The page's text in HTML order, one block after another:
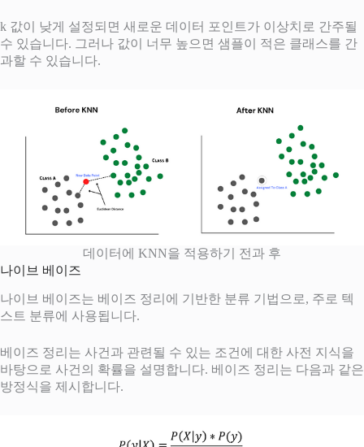
k 값이 낮게 설정되면 새로운 데이터 포인트가 이상치로 간주될
수 있습니다. 그러나 값이 너무 높으면 샘플이 적은 클래스를 간
과할 수 있습니다.
데이터에 KNN을 적용하기 전과 후
나이브 베이즈
나이브 베이즈는 베이즈 정리에 기반한 분류 기법으로, 주로 텍
스트 분류에 사용됩니다.
베이즈 정리는 사건과 관련될 수 있는 조건에 대한 사전 지식을
바탕으로 사건의 확률을 설명합니다. 베이즈 정리는 다음과 같은
방정식을 제시합니다.